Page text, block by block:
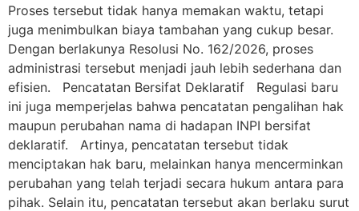
Proses tersebut tidak hanya memakan waktu, tetapi
juga menimbulkan biaya tambahan yang cukup besar.
Dengan berlakunya Resolusi No. 162/2026, proses
administrasi tersebut menjadi jauh lebih sederhana dan
efisien. Pencatatan Bersifat Deklaratif Regulasi baru
ini juga memperjelas bahwa pencatatan pengalihan hak
maupun perubahan nama di hadapan INPI bersifat
deklaratif. Artinya, pencatatan tersebut tidak
menciptakan hak baru, melainkan hanya mencerminkan
perubahan yang telah terjadi secara hukum antara para
pihak. Selain itu, pencatatan tersebut akan berlaku surut